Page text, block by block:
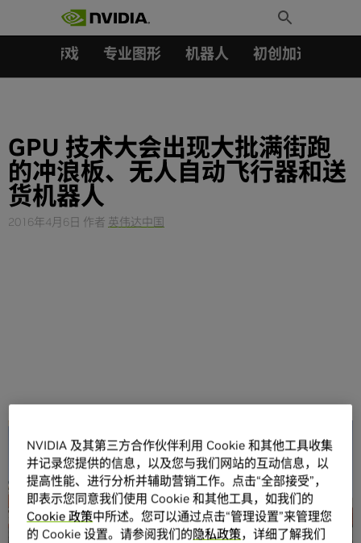
Toggle
Search
游戏 专业图形 机器人 初创加速会员成
GPU 技术大会出现大批满街跑
的冲浪板、无人自动飞行器和送
货机器人
2016年4月6日 作者 英伟达中国
分享
NVIDIA 及其第三方合作伙伴利用 Cookie 和其他工具收集
并记录您提供的信息，以及您与我们网站的互动信息，以
提高性能、进行分析并辅助营销工作。点击“全部接受”，
即表示您同意我们使用 Cookie 和其他工具，如我们的
Cookie 政策中所述。您可以通过点击“管理设置”来管理您
的 Cookie 设置。请参阅我们的隐私政策，详细了解我们